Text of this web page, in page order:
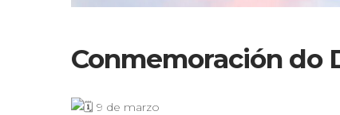
Conmemoración do
9 de marzo